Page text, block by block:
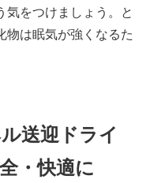
をつけましょう。と
物は眠気が強くなるた
送迎ドライ
・快適に